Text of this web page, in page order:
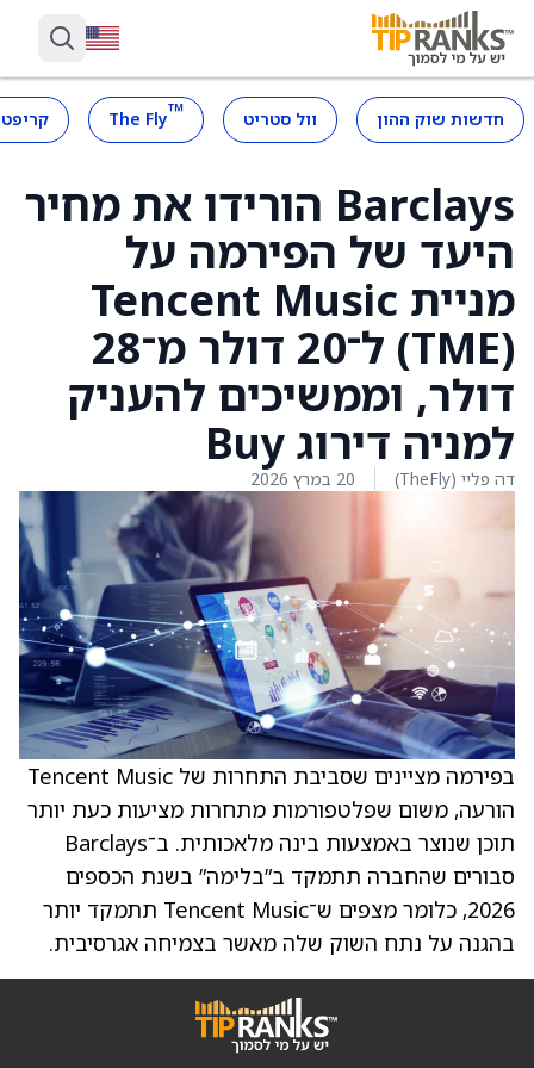
חדשות שוק ההון וול סטריט ™
The Fly
Barclays הורידו את מחיר
היעד של הפירמה על
מניית Tencent Music
‏(TME) ל־20 דולר מ־28
דולר, וממשיכים להעניק
למניה דירוג Buy
דה פליי (TheFly) 20 במרץ 2026
בפירמה מציינים שסביבת התחרות של Tencent Music
הורעה, משום שפלטפורמות מתחרות מציעות כעת יותר
תוכן שנוצר באמצעות בינה מלאכותית. ב־Barclays
סבורים שהחברה תתמקד ב”בלימה” בשנת הכספים
2026, כלומר מצפים ש־Tencent Music תתמקד יותר
בהגנה על נתח השוק שלה מאשר בצמיחה אגרסיבית.